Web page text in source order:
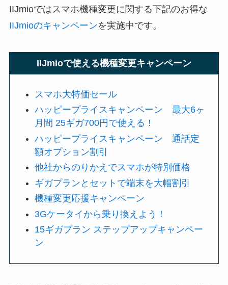
IIJmioではスマホ機種変更に関する下記のお得な
IIJmioのキャンペーンを実施中です。
IIJmioで使える機種変更キャンペーン
スマホ大特価セール
ハッピープライスキャンペーン 最大6ヶ
月間 25ギガ700円で使える！
ハッピープライスキャンペーン 通話定
額オプション割引
他社からのりかえでスマホが特別価格
ギガプランとセットで端末を大幅割引
機種変更応援キャンペーン
3Gケータイから乗り換えよう！
15ギガプラン ステップアップキャンペー
ン